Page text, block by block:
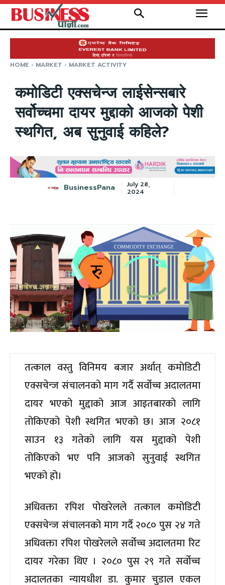
HOME MARKET MARKET ACTIVITY
कमोडिटी एक्सचेन्ज लाईसेन्सबारे
सर्वोच्चमा दायर मुद्दाको आजको पेशी
स्थगित, अब सुनुवाई कहिले?
BusinessPana
July 28,
2024
तत्काल वस्तु विनिमय बजार अर्थात् कमोडिटी
एक्सचेन्ज संचालनको माग गर्दै सर्वोच्च अदालतमा
दायर भएको मुद्दाको आज आइतबारको लागि
तोकिएको पेशी स्थगित भएको छ। आज २०८१
साउन १३ गतेको लागि यस मुद्दाको पेशी
तोकिएको भए पनि आजको सुनुवाई स्थगित
भएको हो।
अधिवक्ता रपिश पोखरेलले तत्काल कमोडिटी
एक्सचेन्ज संचालनको माग गर्दै २०८० पुस २४ गते
अधिवक्ता रपिश पोखरेलले सर्वोच्च अदालतमा रिट
दायर गरेका थिए । २०८० पुस २९ गते सर्वोच्च
अदालतका न्यायधीश डा. कुमार चुडाल एकल